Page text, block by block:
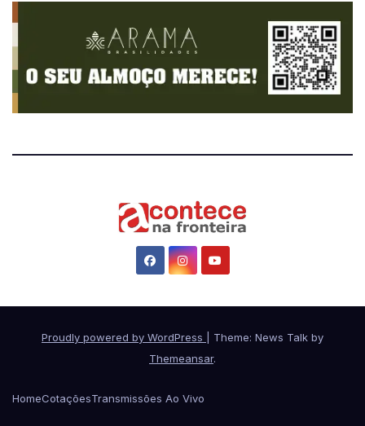
Proudly powered by WordPress
Theme: News Talk by
Themeansar.
HomeCotaçõesTransmissões Ao Vivo